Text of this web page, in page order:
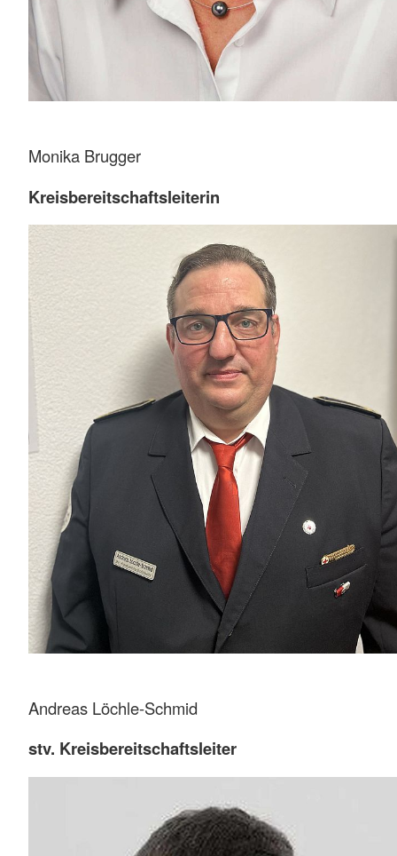
Monika Brugger
Kreisbereitschaftsleiterin
Andreas Löchle-Schmid
stv. Kreisbereitschaftsleiter